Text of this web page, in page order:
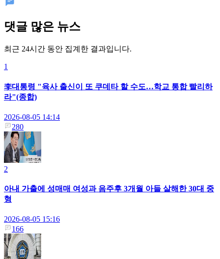
댓글 많은 뉴스
최근 24시간 동안 집계한 결과입니다.
1
李대통령 "육사 출신이 또 쿠데타 할 수도…학교 통합 빨리하
라"(종합)
2026-08-05 14:14
280
2
아내 가출에 성매매 여성과 음주후 3개월 아들 살해한 30대 중
형
2026-08-05 15:16
166